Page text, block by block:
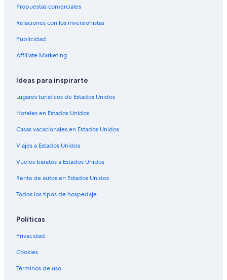
Hoteles con vista en Champagne-Ardenne
Hoteles de Relais & Chateaux en Champagne-Ardenne
Hoteles en Champagne-Ardenne
Hoteles familiares en Bergères-lès-Vertus
Hoteles con aire acondicionado en Bergères-lès-Vertus
Hoteles en Bergères-lès-Vertus
Hoteles en Salon
Hoteles en Étoges
Hoteles con spa en Champagne
Hoteles de lujo en Champagne
Hoteles baratos en Champagne
Propuestas comerciales
Relaciones con los inversionistas
Publicidad
Affiliate Marketing
Ideas para inspirarte
Lugares turísticos de Estados Unidos
Hoteles en Estados Unidos
Casas vacacionales en Estados Unidos
Viajes a Estados Unidos
Vuelos baratos a Estados Unidos
Renta de autos en Estados Unidos
Todos los tipos de hospedaje
Políticas
Privacidad
Cookies
Términos de uso